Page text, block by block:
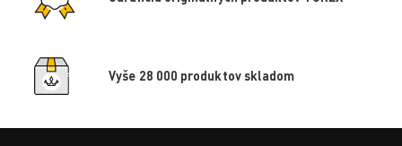
Vyše 28 000 produktov skladom